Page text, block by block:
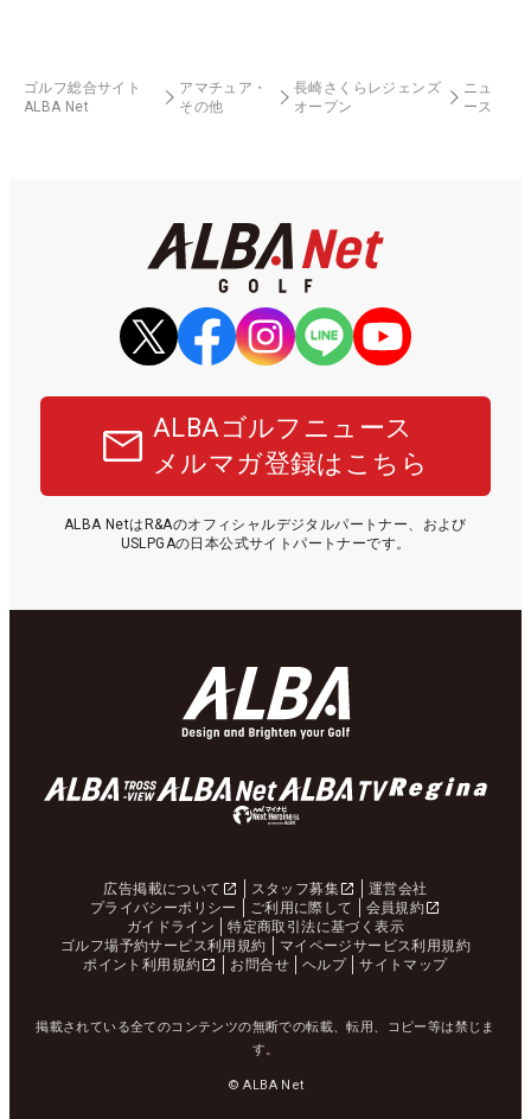
ゴルフ総合サイト
ALBA Net
アマチュア・
その他
長崎さくらレジェンズ
オープン
ニュ
ース
ALBAゴルフニュース
メルマガ登録はこちら
ALBA NetはR&Aのオフィシャルデジタルパートナー、および
USLPGAの日本公式サイトパートナーです。
広告掲載について スタッフ募集
運営会社
プライバシーポリシー
ご利用に際して
会員規約
ガイドライン
特定商取引法に基づく表示
ゴルフ場予約サービス利用規約
マイページサービス利用規約
ポイント利用規約
お問合せ ヘルプ サイトマップ
掲載されている全てのコンテンツの無断での転載、転用、コピー等は禁じま
す。
© ALBA Net